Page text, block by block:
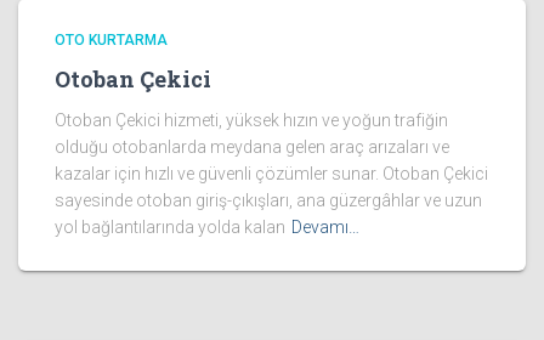
OTO KURTARMA
Otoban Çekici
Otoban Çekici hizmeti, yüksek hızın ve yoğun trafiğin
olduğu otobanlarda meydana gelen araç arızaları ve
kazalar için hızlı ve güvenli çözümler sunar. Otoban Çekici
sayesinde otoban giriş-çıkışları, ana güzergâhlar ve uzun
yol bağlantılarında yolda kalan Devamı…